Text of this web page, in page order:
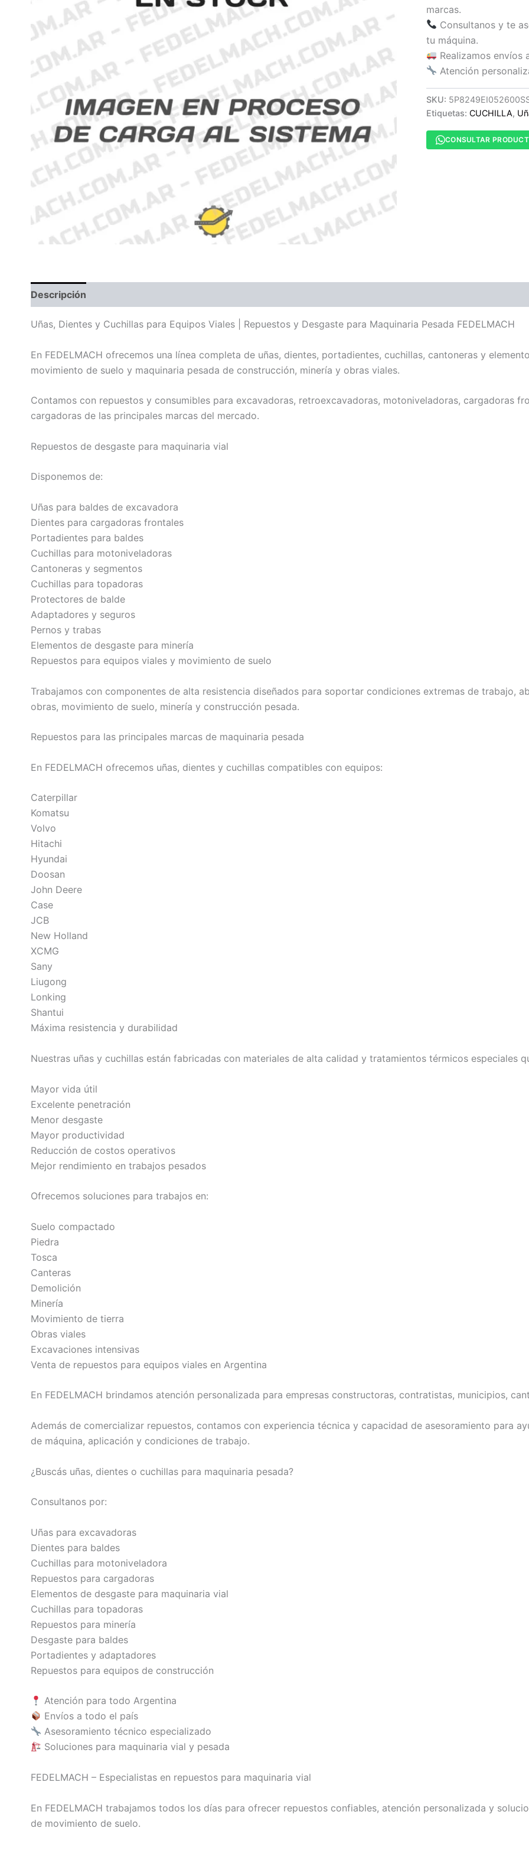
marcas.
Consultanos y te
tu máquina.
Realizamos envíos
Atención
SKU:
Etiquetas: CUCHILLA,
CONSULTAR
Descripción
Uñas, Dientes y Cuchillas para Equipos Viales | Repuestos y Desgaste para Maquinaria Pesada FEDELMACH
En FEDELMACH ofrecemos una línea completa de uñas, dientes, portadientes, cuchillas, cantoneras y
movimiento de suelo y maquinaria pesada de construcción, minería y obras viales.
Contamos con repuestos y consumibles para excavadoras, retroexcavadoras, motoniveladoras, cargadoras
cargadoras de las principales marcas del mercado.
Repuestos de desgaste para maquinaria vial
Disponemos de:
Uñas para baldes de excavadora
Dientes para cargadoras frontales
Portadientes para baldes
Cuchillas para motoniveladoras
Cantoneras y segmentos
Cuchillas para topadoras
Protectores de balde
Adaptadores y seguros
Pernos y trabas
Elementos de desgaste para minería
Repuestos para equipos viales y movimiento de suelo
Trabajamos con componentes de alta resistencia diseñados para soportar condiciones extremas de trabajo,
obras, movimiento de suelo, minería y construcción pesada.
Repuestos para las principales marcas de maquinaria pesada
En FEDELMACH ofrecemos uñas, dientes y cuchillas compatibles con equipos:
Caterpillar
Komatsu
Volvo
Hitachi
Hyundai
Doosan
John Deere
Case
JCB
New Holland
XCMG
Sany
Liugong
Lonking
Shantui
Máxima resistencia y durabilidad
Nuestras uñas y cuchillas están fabricadas con materiales de alta calidad y tratamientos térmicos especiales
Mayor vida útil
Excelente penetración
Menor desgaste
Mayor productividad
Reducción de costos operativos
Mejor rendimiento en trabajos pesados
Ofrecemos soluciones para trabajos en:
Suelo compactado
Piedra
Tosca
Canteras
Demolición
Minería
Movimiento de tierra
Obras viales
Excavaciones intensivas
Venta de repuestos para equipos viales en Argentina
En FEDELMACH brindamos atención personalizada para empresas constructoras, contratistas, municipios,
Además de comercializar repuestos, contamos con experiencia técnica y capacidad de asesoramiento para
de máquina, aplicación y condiciones de trabajo.
¿Buscás uñas, dientes o cuchillas para maquinaria pesada?
Consultanos por:
Uñas para excavadoras
Dientes para baldes
Cuchillas para motoniveladora
Repuestos para cargadoras
Elementos de desgaste para maquinaria vial
Cuchillas para topadoras
Repuestos para minería
Desgaste para baldes
Portadientes y adaptadores
Repuestos para equipos de construcción
Atención para todo Argentina
Envíos a todo el país
Asesoramiento técnico especializado
Soluciones para maquinaria vial y pesada
FEDELMACH – Especialistas en repuestos para maquinaria vial
En FEDELMACH trabajamos todos los días para ofrecer repuestos confiables, atención personalizada y
de movimiento de suelo.